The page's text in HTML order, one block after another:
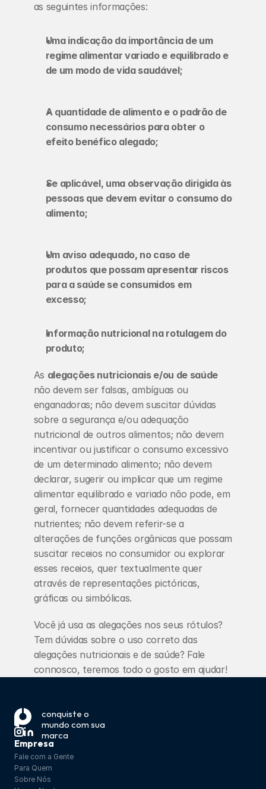
as seguintes informações:
Uma indicação da importância de um
regime alimentar variado e equilibrado e
de um modo de vida saudável;
A quantidade de alimento e o padrão de
consumo necessários para obter o
efeito benéfico alegado;
Se aplicável, uma observação dirigida às
pessoas que devem evitar o consumo do
alimento;
Um aviso adequado, no caso de
produtos que possam apresentar riscos
para a saúde se consumidos em
excesso;
Informação nutricional na rotulagem do
produto;
As alegações nutricionais e/ou de saúde
não devem ser falsas, ambíguas ou
enganadoras; não devem suscitar dúvidas
sobre a segurança e/ou adequação
nutricional de outros alimentos; não devem
incentivar ou justificar o consumo excessivo
de um determinado alimento; não devem
declarar, sugerir ou implicar que um regime
alimentar equilibrado e variado não pode, em
geral, fornecer quantidades adequadas de
nutrientes; não devem referir-se a
alterações de funções orgânicas que possam
suscitar receios no consumidor ou explorar
esses receios, quer textualmente quer
através de representações pictóricas,
gráficas ou simbólicas.
Você já usa as alegações nos seus rótulos?
Tem dúvidas sobre o uso correto das
alegações nutricionais e de saúde? Fale
connosco, teremos todo o gosto em ajudar!
‹ Testes de
Segurança
conquiste o
mundo com sua
marca
Empresa
Fale com a Gente
Para Quem
Sobre Nós